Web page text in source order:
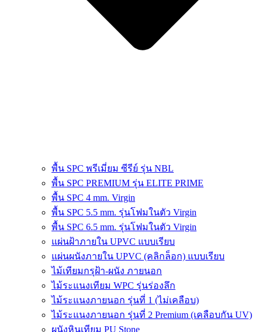
พื้น SPC พรีเมี่ยม ซีรีย์ รุ่น NBL
พื้น SPC PREMIUM รุ่น ELITE PRIME
พื้น SPC 4 mm. Virgin
พื้น SPC 5.5 mm. รุ่นโฟมในตัว Virgin
พื้น SPC 6.5 mm. รุ่นโฟมในตัว Virgin
แผ่นฝ้าภายใน UPVC แบบเรียบ
แผ่นผนังภายใน UPVC (คลิกล็อก) แบบเรียบ
ไม้เทียมกรุฝ้า-ผนัง ภายนอก
ไม้ระแนงเทียม WPC รุ่นร่องลึก
ไม้ระแนงภายนอก รุ่นที่ 1 (ไม่เคลือบ)
ไม้ระแนงภายนอก รุ่นที่ 2 Premium (เคลือบกัน UV)
ผนังหินเทียม PU Stone